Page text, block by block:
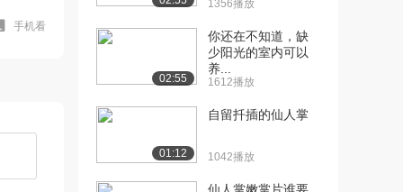
手机看
1356播放
02:55
你还在不知道，缺
少阳光的室内可以
养...
1612播放
01:12
自留扦插的仙人掌
1042播放